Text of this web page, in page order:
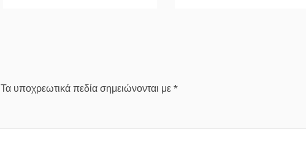
Τα υποχρεωτικά πεδία σημειώνονται με *